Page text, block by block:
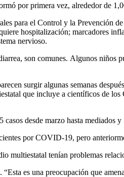
por primera vez, alrededor de
para el Control y la Prevención
hospitalización; marcadores
nervioso.
son comunes. Algunos niños
surgir algunas semanas
que incluye a científicos de
desde marzo hasta
por COVID-19, pero
multiestatal tenían problemas
es una preocupación que